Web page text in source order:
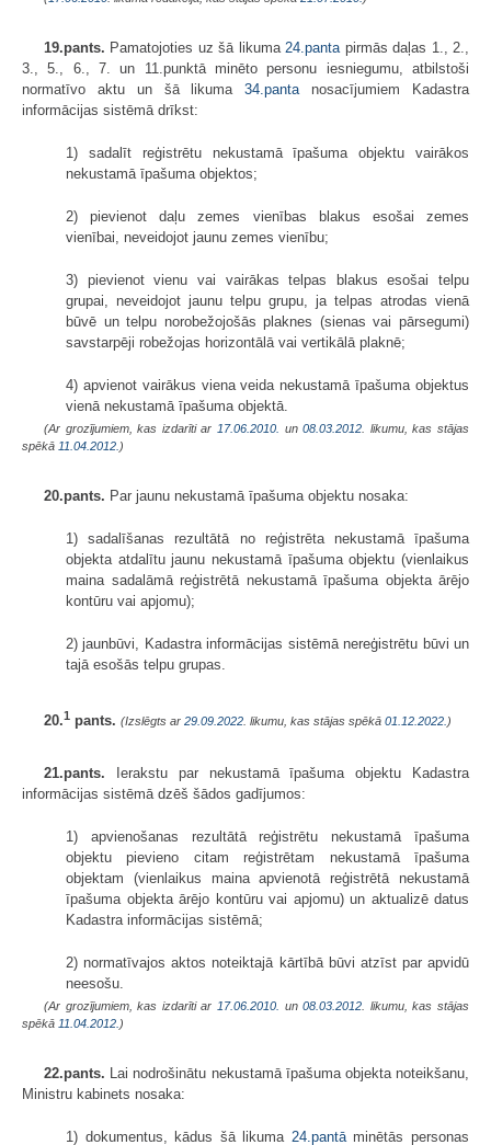
19.pants. Pamatojoties uz šā likuma 24.panta pirmās daļas 1., 2.,
3., 5., 6., 7. un 11.punktā minēto personu iesniegumu, atbilstoši
normatīvo aktu un šā likuma34.panta nosacījumiem Kadastra
informācijas sistēmā drīkst:
1) sadalīt reģistrētu nekustamā īpašuma objektu vairākos
nekustamā īpašuma objektos;
2) pievienot daļu zemes vienības blakus esošai zemes
vienībai, neveidojot jaunu zemes vienību;
3) pievienot vienu vai vairākas telpas blakus esošai telpu
grupai, neveidojot jaunu telpu grupu, ja telpas atrodas vienā
būvē un telpu norobežojošās plaknes (sienas vai pārsegumi)
savstarpēji robežojas horizontālā vai vertikālā plaknē;
4) apvienot vairākus viena veida nekustamā īpašuma objektus
vienā nekustamā īpašuma objektā.
(Ar grozījumiem, kas izdarīti ar 17.06.2010. un08.03.2012 . likumu, kas stājas
spēkā 11.04.2012. )
20.pants. Par jaunu nekustamā īpašuma objektu nosaka:
1) sadalīšanas rezultātā no reģistrēta nekustamā īpašuma
objekta atdalītu jaunu nekustamā īpašuma objektu (vienlaikus
maina sadalāmā reģistrētā nekustamā īpašuma objekta ārējo
kontūru vai apjomu);
2) jaunbūvi, Kadastra informācijas sistēmā nereģistrētu būvi un
tajā esošās telpu grupas.
20.1 pants. (Izslēgts ar 29.09.2022 . likumu, kas stājas spēkā 01.12.2022. )
21.pants. Ierakstu par nekustamā īpašuma objektu Kadastra
informācijas sistēmā dzēš šādos gadījumos:
1) apvienošanas rezultātā reģistrētu nekustamā īpašuma
objektu pievieno citam reģistrētam nekustamā īpašuma
objektam (vienlaikus maina apvienotā reģistrētā nekustamā
īpašuma objekta ārējo kontūru vai apjomu) un aktualizē datus
Kadastra informācijas sistēmā;
2) normatīvajos aktos noteiktajā kārtībā būvi atzīst par apvidū
neesošu.
(Ar grozījumiem, kas izdarīti ar 17.06.2010. un08.03.2012 . likumu, kas stājas
spēkā 11.04.2012. )
22.pants. Lai nodrošinātu nekustamā īpašuma objekta noteikšanu,
Ministru kabinets nosaka:
1) dokumentus, kādus šā likuma 24.pantāminētās personas